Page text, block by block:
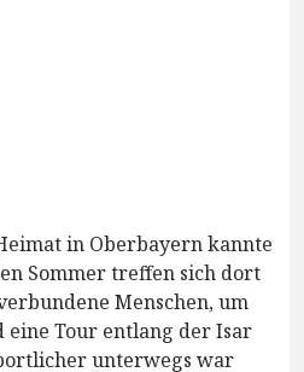
in Oberbayern kannte
Sommer treffen sich dort
Menschen, um
eine Tour entlang der Isar
unterwegs war